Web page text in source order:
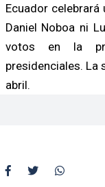
Ecuador celebrará
Daniel Noboa ni
votos en la
presidenciales. La
abril.